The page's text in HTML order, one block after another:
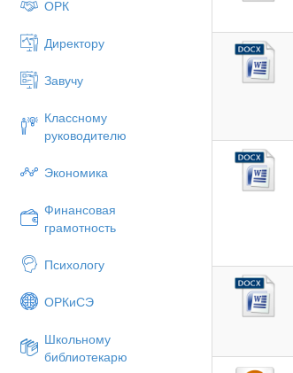
ОРК
Директору
Завучу
Классному
руководителю
Экономика
Финансовая
грамотность
Психологу
ОРКиСЭ
Школьному
библиотекарю